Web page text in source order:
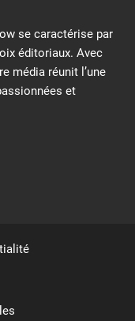
se caractérise par
éditoriaux. Avec
média réunit l’une
et